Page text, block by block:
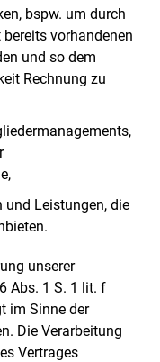
bspw. um durch
vorhandenen
und so dem
Rechnung zu
und Leistungen, die
unserer
Abs. 1 S. 1 lit. f
im Sinne der
Die Verarbeitung
Vertrages